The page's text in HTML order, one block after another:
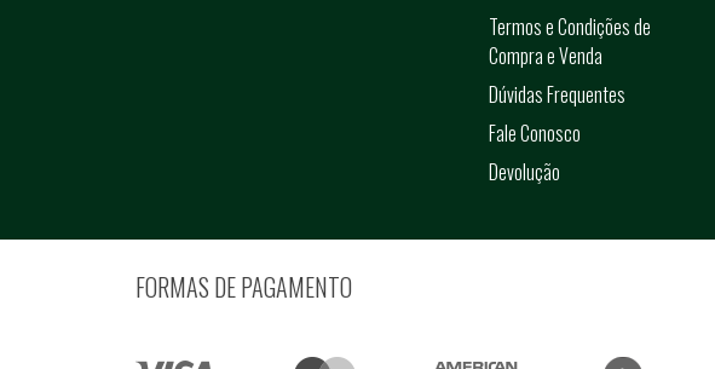
Termos e Condições de
Compra e Venda
Dúvidas Frequentes
Fale Conosco
Devolução
FORMAS DE PAGAMENTO